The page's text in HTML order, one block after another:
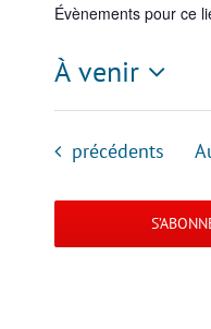
Évènements pour ce
À venir
Sélectionnez
date.
Évènements
précédents